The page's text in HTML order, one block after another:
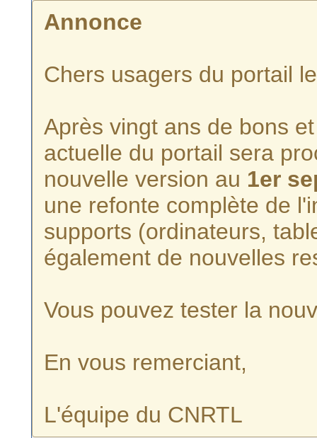
Annonce
Chers usagers du portail
Après vingt ans de bons
actuelle du portail sera
nouvelle version au 1er
une refonte complète de
supports (ordinateurs,
également de nouvelles
Vous pouvez tester la
En vous remerciant,
L'équipe du CNRTL